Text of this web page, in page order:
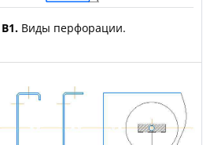
Виды перфорации.